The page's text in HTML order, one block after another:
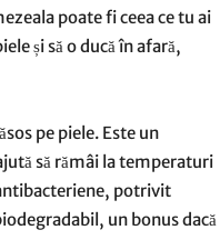
poate fi ceea ce tu ai
și să o ducă în afară,
pe piele. Este un
să rămâi la temperaturi
potrivit
un bonus dacă